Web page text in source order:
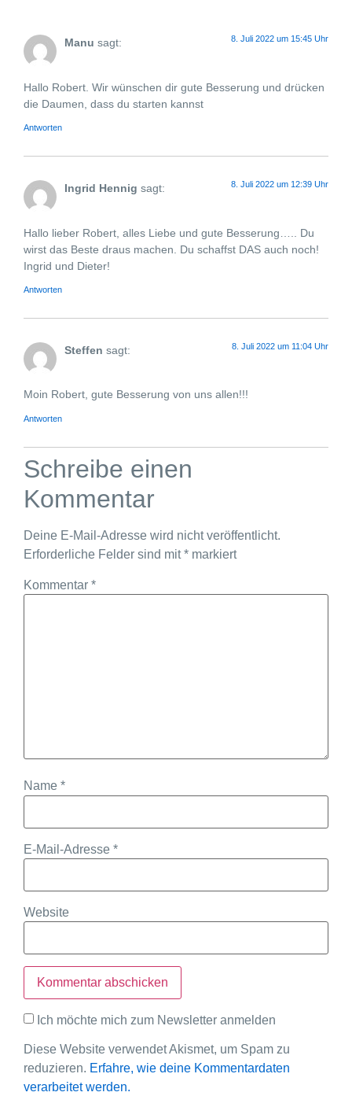
Manu sagt: 8. Juli 2022 um 15:45 Uhr
Hallo Robert. Wir wünschen dir gute Besserung und drücken
die Daumen, dass du starten kannst
Antworten
Ingrid Hennig sagt: 8. Juli 2022 um 12:39 Uhr
Hallo lieber Robert, alles Liebe und gute Besserung….. Du
wirst das Beste draus machen. Du schaffst DAS auch noch!
Ingrid und Dieter!
Antworten
Steffen sagt: 8. Juli 2022 um 11:04 Uhr
Moin Robert, gute Besserung von uns allen!!!
Antworten
Schreibe einen
Kommentar
Deine E-Mail-Adresse wird nicht veröffentlicht.
Erforderliche Felder sind mit* markiert
Kommentar *
Name *
E-Mail-Adresse *
Website
Ich möchte mich zum Newsletter anmelden
Diese Website verwendet Akismet, um Spam zu
reduzieren. Erfahre, wie deine Kommentardaten
verarbeitet werden.